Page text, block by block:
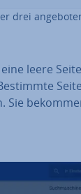
drei
eine leere
Sie